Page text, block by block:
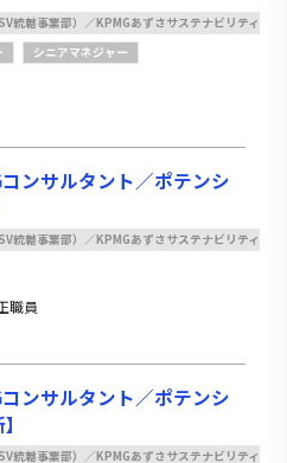
統轄事業部）／KPMGあずさサステナビリティ
シニアマネジャー
ンサルタント／ポテンシ
統轄事業部）／KPMGあずさサステナビリティ
職員
ンサルタント／ポテンシ
統轄事業部）／KPMGあずさサステナビリティ